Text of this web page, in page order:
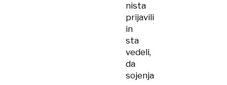
nista
prijavili
in
sta
vedeli,
da
sojenja